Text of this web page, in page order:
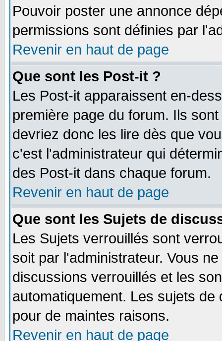
Pouvoir poster une annonce
permissions sont définies par
Revenir en haut de page
Que sont les Post-it ?
Les Post-it apparaissent en-
première page du forum. Ils
devriez donc les lire dès que
c'est l'administrateur qui
des Post-it dans chaque forum.
Revenir en haut de page
Que sont les Sujets de
Les Sujets verrouillés sont
soit par l'administrateur. Vous
discussions verrouillés et les
automatiquement. Les sujets
pour de maintes raisons.
Revenir en haut de page